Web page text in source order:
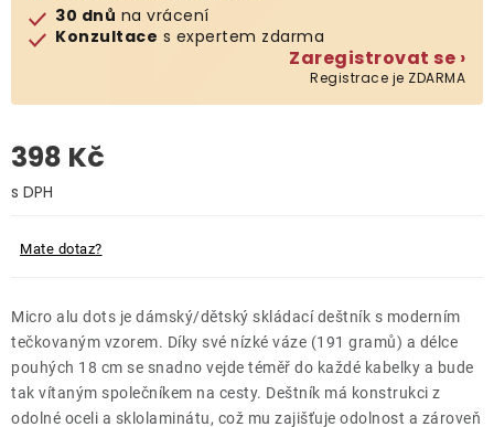
Klub výhod
O nás
30 dnů na vrácení
Konzultace s expertem zdarma
Zaregistrovat se ›
Registrace je ZDARMA
398 Kč
Mate dotaz?
Micro alu dots je dámský/dětský skládací deštník s moderním
tečkovaným vzorem. Díky své nízké váze (191 gramů) a délce
pouhých 18 cm se snadno vejde téměř do každé kabelky a bude
tak vítaným společníkem na cesty. Deštník má konstrukci z
odolné oceli a sklolaminátu, což mu zajišťuje odolnost a zároveň